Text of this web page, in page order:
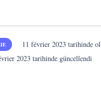
11 février 2023tarihinde
2023 tarihinde güncellendi